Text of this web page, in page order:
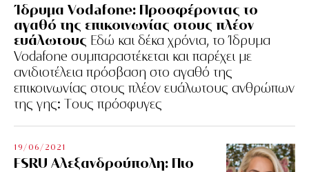
Ίδρυμα Vodafone: Προσφέροντας το
αγαθό της επικοινωνίας στους πλέον
ευάλωτους Εδώ και δέκα χρόνια, το Ίδρυμα
Vodafone συμπαραστέκεται και παρέχει με
ανιδιοτέλεια πρόσβαση στο αγαθό της
επικοινωνίας στους πλέον ευάλωτους ανθρώπων
της γης: Tους πρόσφυγες
19/06/2021
FSRU Αλεξανδρούπολη: Πιο